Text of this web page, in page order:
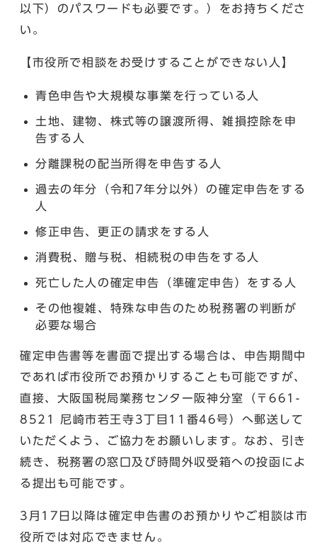
以下）のパスワードも必要です。）をお持ちくださ
い。
【市役所で相談をお受けすることができない人】
青色申告や大規模な事業を行っている人
土地、建物、株式等の譲渡所得、雑損控除を申
告する人
分離課税の配当所得を申告する人
過去の年分（令和7年分以外）の確定申告をする
人
修正申告、更正の請求をする人
消費税、贈与税、相続税の申告をする人
死亡した人の確定申告（準確定申告）をする人
その他複雑、特殊な申告のため税務署の判断が
必要な場合
確定申告書等を書面で提出する場合は、申告期間中
であれば市役所でお預かりすることも可能ですが、
直接、大阪国税局業務センター阪神分室（〒661-
8521 尼崎市若王寺3丁目11番46号）へ郵送して
いただくよう、ご協力をお願いします。なお、引き
続き、税務署の窓口及び時間外収受箱への投函によ
る提出も可能です。
3月17日以降は確定申告書のお預かりやご相談は市
役所では対応できません。